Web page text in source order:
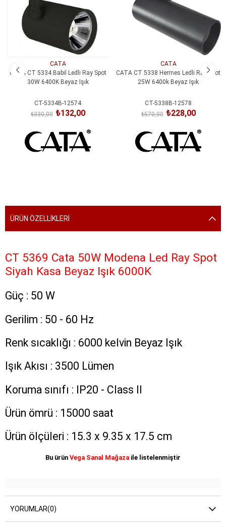
CATA
CATA CT 5334 Babil Ledli Ray Spot
30W 6400K Beyaz Işık
CT-5334B-12574
₺132,00
₺330,00
CATA
CATA CT 5338 Hermes Ledli Ray Spot
25W 6400k Beyaz Işık
CT-5338B-12578
₺228,00
₺570,00
ÜRÜN ÖZELLIKLERI
CT 5369 Cata 50W Modena Led Ray Spot
Siyah Kasa Beyaz Işık 6000K
Güç : 50 W
Gerilim : 50 - 60 Hz
Renk sıcaklığı : 6000 kelvin Beyaz Işık
Işık Akısı : 3500 Lümen
Koruma sınıfı : IP20 - Class II
Ürün ömrü : 15000 saat
Ürün ölçüleri : 15.3 x 9.35 x 17.5 cm
Bu ürün Vega Sanal Mağaza ile listelenmiştir
YORUMLAR(0)